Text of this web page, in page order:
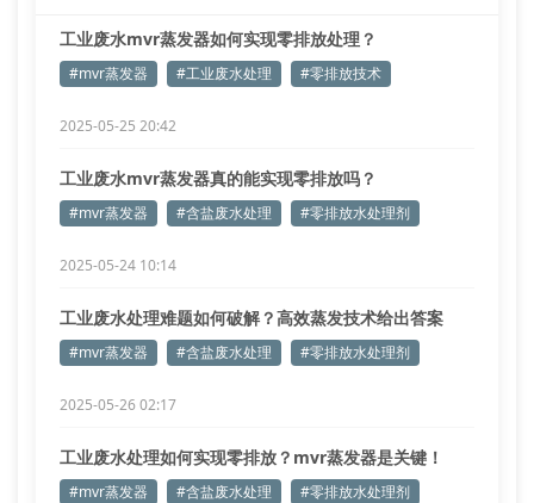
工业废水mvr蒸发器如何实现零排放处理？
#mvr蒸发器 #工业废水处理 #零排放技术
2025-05-25 20:42
工业废水mvr蒸发器真的能实现零排放吗？
#mvr蒸发器 #含盐废水处理 #零排放水处理剂
2025-05-24 10:14
工业废水处理难题如何破解？高效蒸发技术给出答案
#mvr蒸发器 #含盐废水处理 #零排放水处理剂
2025-05-26 02:17
工业废水处理如何实现零排放？mvr蒸发器是关键！
#mvr蒸发器 #含盐废水处理 #零排放水处理剂